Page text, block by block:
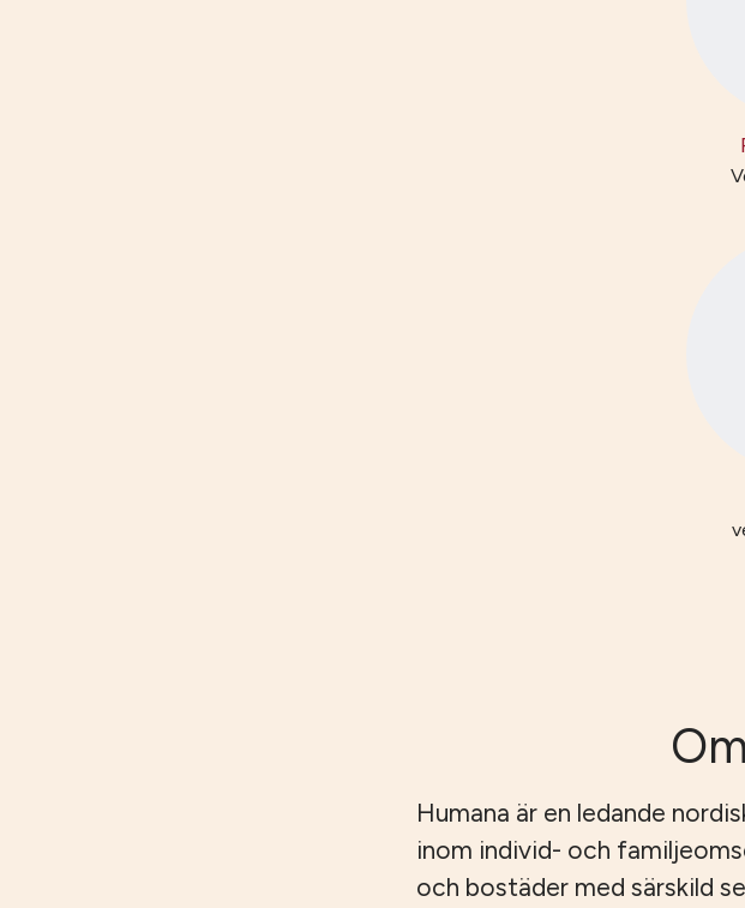
Humana är en ledande
inom individ- och
och bostäder med särskild